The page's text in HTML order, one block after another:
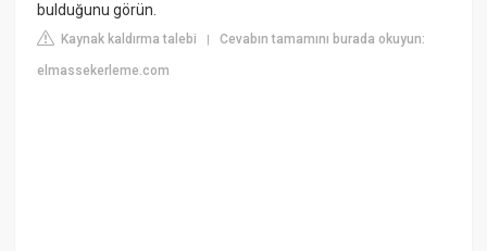
bulduğunu görün.
Kaynak kaldırma talebi |Cevabın tamamını burada okuyun:
elmassekerleme.com